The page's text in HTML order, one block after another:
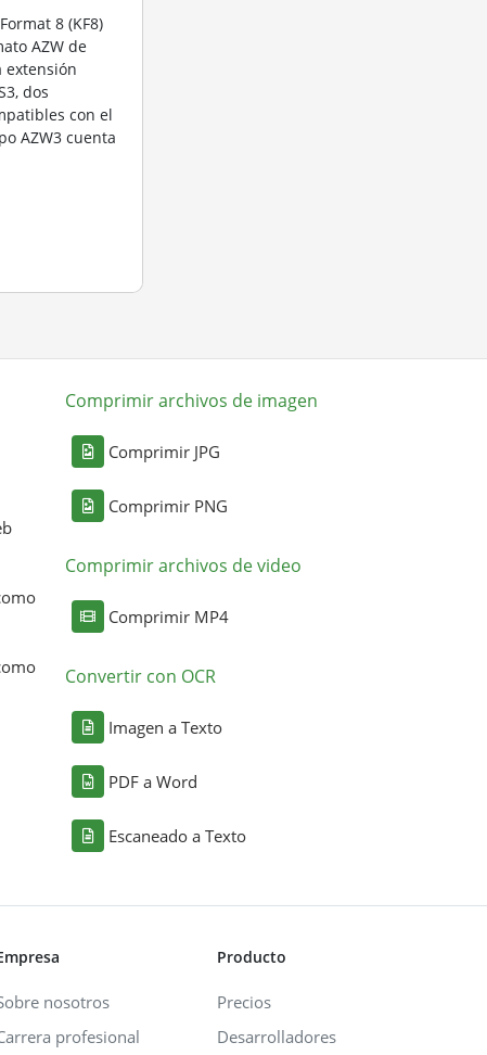
8 (KF8)
AZW de
extensión
dos
con el
AZW3 cuenta
Comprimir archivos de imagen
Comprimir JPG
Comprimir PNG
Comprimir archivos de video
Comprimir MP4
Convertir con OCR
Imagen a Texto
PDF a Word
Escaneado a Texto
nosotros
profesional
Producto
Precios
Desarrolladores